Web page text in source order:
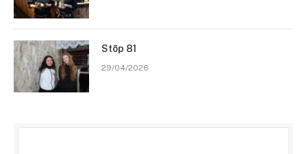
Stōp 81
29/04/2026